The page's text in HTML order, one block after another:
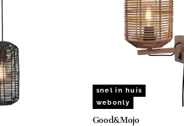
snel in huis
webonly
Good&Mojo